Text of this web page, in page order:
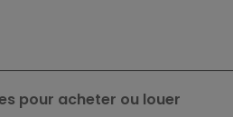
pour acheter ou louer